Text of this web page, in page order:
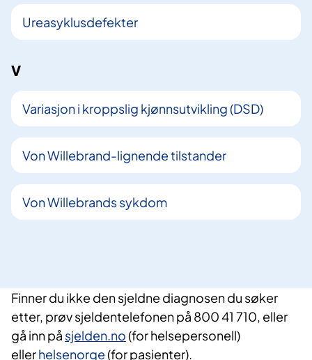
Ureasyklusdefekter
V
Variasjon i kroppslig kjønnsutvikling (DSD)
Von Willebrand-lignende tilstander
Von Willebrands sykdom
Finner du ikke den sjeldne diagnosen du søker
etter, prøv sjeldentelefonen på 800 41 710, eller
gå inn på sjelden.no(for helsepersonell)
ellerhelsenorge(for pasienter).